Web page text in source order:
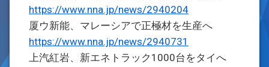
https://www.nna.jp/news/2940204
厦ウ新能、マレーシアで正極材を生産へ
https://www.nna.jp/news/2940731
上汽紅岩、新エネトラック1000台をタイへ